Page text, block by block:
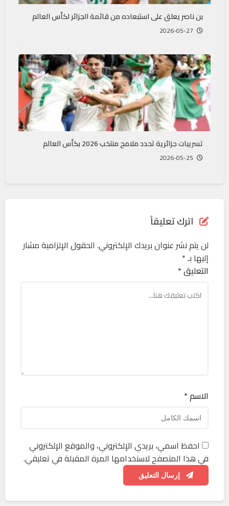
بن ناصر يعلق على استبعاده من قائمة الجزائر لكأس العالم
تسريبات جزائرية تحدد ملامح منتخب 2026 بكأس العالم
اترك تعليقاً
لن يتم نشر عنوان بريدك الإلكتروني. الحقول الإلزامية مشار
إليها بـ*
التعليق *
الاسم *
احفظ اسمي، بريدي الإلكتروني، والموقع الإلكتروني
في هذا المتصفح لاستخدامها المرة المقبلة في تعليقي.